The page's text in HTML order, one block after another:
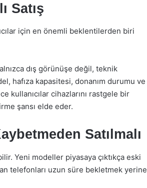
Satış
için en önemli beklentilerden biri
dış görünüşe değil, teknik
hafıza kapasitesi, donanım durumu ve
kullanıcılar cihazlarını rastgele bir
şansı elde eder.
Satılmalı
Yeni modeller piyasaya çıktıkça eski
telefonları uzun süre bekletmek yerine